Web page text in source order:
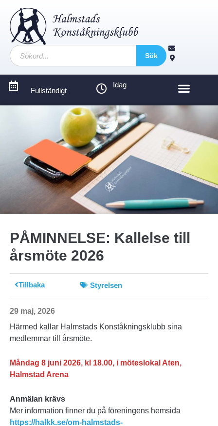
Sök
Fullständigt
Idag
PÅMINNELSE: Kallelse till
årsmöte 2026
Tillbaka Styrelsen
29 maj, 2026
Härmed kallar Halmstads Konståkningsklubb sina
medlemmar till årsmöte.
Måndag 8 juni 2026, kl 18.00, i möteslokal Aten,
Halmstad Arena
Anmälan krävs
Mer information finner du på föreningens hemsida
https://halkk.se/om-halmstads-